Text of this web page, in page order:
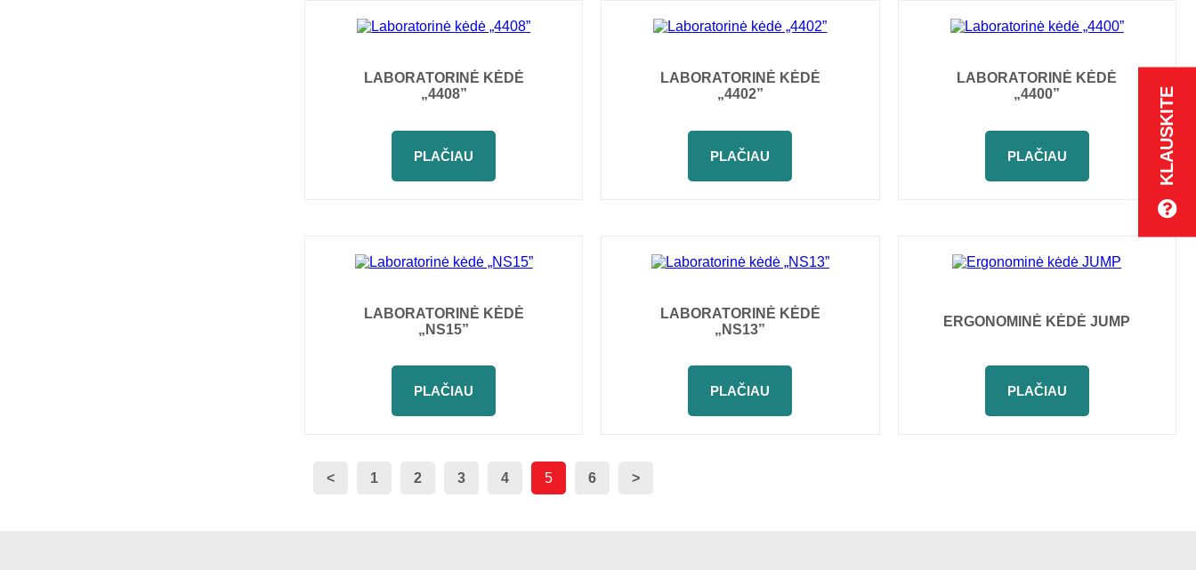
KLAUSKITE
LABORATORINĖ KĖDĖ
„4408”
PLAČIAU
LABORATORINĖ KĖDĖ
„4402”
PLAČIAU
LABORATORINĖ KĖDĖ
„4400”
PLAČIAU
LABORATORINĖ KĖDĖ
„NS15”
PLAČIAU
LABORATORINĖ KĖDĖ
„NS13”
PLAČIAU
ERGONOMINĖ KĖDĖ JUMP
PLAČIAU
< 1 2 3 4 5 6 >